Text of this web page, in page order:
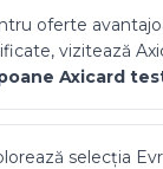
oferte
vizitează
Axicard
selecția